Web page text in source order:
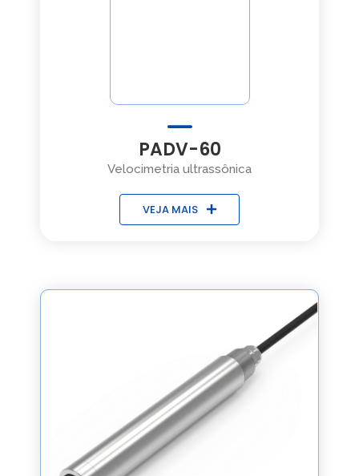
PADV-60
Velocimetria ultrassônica
VEJA MAIS